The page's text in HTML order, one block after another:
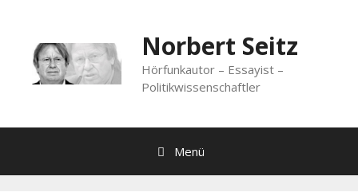
springen
Norbert Seitz
Hörfunkautor – Essayist –
Politikwissenschaftler
Menü